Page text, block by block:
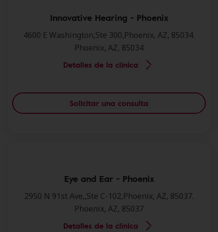
Innovative Hearing - Phoenix
4600 E Washington,Ste 300,Phoenix, AZ, 85034.
Phoenix, AZ, 85034
Detalles de la clínica
Solicitar una consulta
Eye and Ear - Phoenix
2950 N 91st Ave,,Ste C-102,Phoenix, AZ, 85037.
Phoenix, AZ, 85037
Detalles de la clínica